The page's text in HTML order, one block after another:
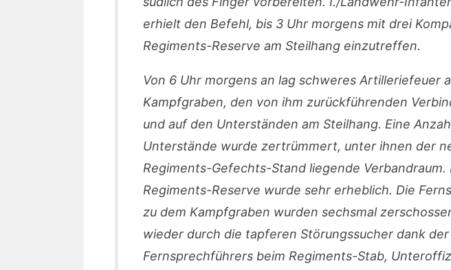
erhielt den Befehl, bis 3 Uhr morgens mit drei
Regiments-Reserve am Steilhang einzutreffen.
Von 6 Uhr morgens an lag schweres Artilleriefeuer
Kampfgraben, den von ihm zurückführenden
und auf den Unterständen am Steilhang. Eine
Unterstände wurde zertrümmert, unter ihnen der
Regiments-Gefechts-Stand liegende Verbandraum.
Regiments-Reserve wurde sehr erheblich. Die
zu dem Kampfgraben wurden sechsmal
wieder durch die tapferen Störungssucher dank
Fernsprechführers beim Regiments-Stab,